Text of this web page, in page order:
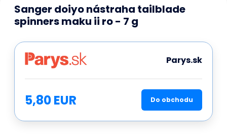
Sanger doiyo nástraha tailblade
spinners maku ii ro - 7 g
Parys.sk
5,80 EUR Do obchodu